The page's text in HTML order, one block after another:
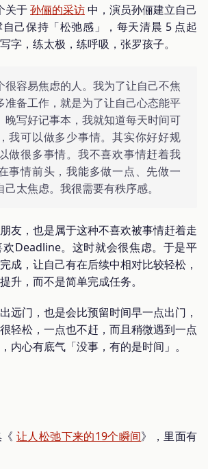
关于孙俪的采访中，演员孙俪建立自己
己保持「松弛感」，每天清晨 5 点起
字，练太极，练呼吸，张罗孩子。
很容易焦虑的人。我为了让自己不焦
准备工作，就是为了让自己心态能平
晚写好记事本，我就知道每天时间可
我可以做多少事情。其实你好好规
做很多事情。我不喜欢事情赶着我
事情前头，我能多做一点、先做一
太焦虑。我很需要有秩序感。
友，也是属于这种不喜欢被事情赶着走
Deadline。这时就会很焦虑。于是平
成，让自己有在后续中相对比较轻松，
升，而不是简单完成任务。
远门，也是会比预留时间早一点出门，
轻松，一点也不赶，而且稍微遇到一点
内心有底气「没事，有的是时间」。
让人松弛下来的19个瞬间》，里面有